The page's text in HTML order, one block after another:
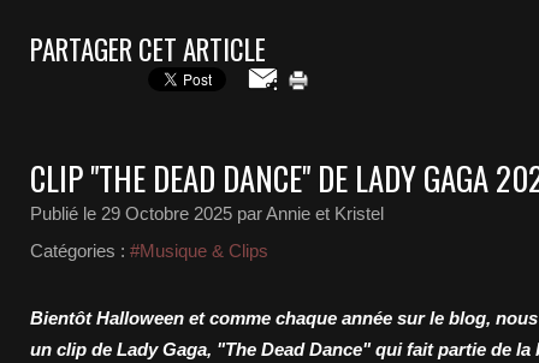
PARTAGER CET ARTICLE
CLIP "THE DEAD DANCE" DE LADY GAGA
Publié le 29 Octobre 2025 par Annie et Kristel
Catégories : #Musique & Clips
Bientôt Halloween et comme chaque année sur le blog,
un clip de Lady Gaga, "The Dead Dance" qui fait partie de la